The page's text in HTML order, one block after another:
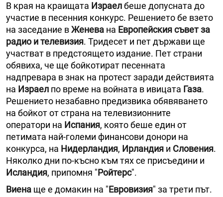
В края на краищата Израелбеше допусната до
участие в песенния конкурс. Решението бе взето
на заседание вЖенева на Европейския съвет за
радио и телевизия. Тридесет и пет държави ще
участват в предстоящето издание. Пет страни
обявиха, че ще бойкотират песенната
надпревара в знак на протест заради действията
на Израел по време на войната в ивицата Газа.
Решението незабавно предизвика обявяването
на бойкот от страна на телевизионните
оператори на Испания, която беше един от
петимата най-големи финансови донори на
конкурса, на Нидерландия, Ирландия и Словения.
Няколко дни по-късно към тях се присъедини и
Исландия, припомня "Ройтерс".
Виена ще е домакин на "Евровизия" за трети път.